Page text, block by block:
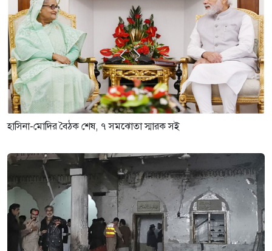
হাসিনা-মোদির বৈঠক শেষ, ৭ সমঝোতা স্মারক সই